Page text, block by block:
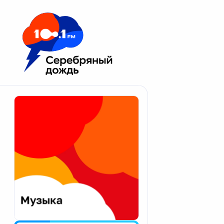
Москва 100.1 FM
Апатиты
Екатеринбург
Калининград
Калуга